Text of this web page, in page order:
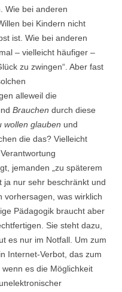
Wie bei anderen
bei Kindern nicht
ist. Wie bei anderen
– vielleicht häufiger –
zu zwingen“. Aber fast
alleweil die
Brauchen durch diese
wollen glauben und
die das? Vielleicht
jemanden „zu späterem
ja nur sehr beschränkt und
vorhersagen, was wirklich
Pädagogik braucht aber
Sie steht dazu,
es nur im Notfall. Um zum
Internet-Verbot, das zum
es die Möglichkeit